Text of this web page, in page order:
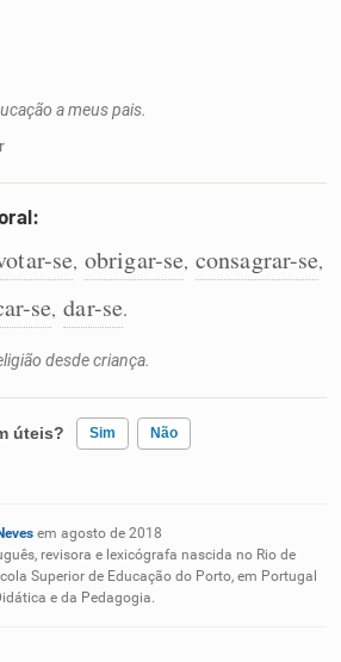
a meus pais.
se, obrigar-se, consagrar-se,
se, dar-se.
desde criança.
úteis? Sim Não
apresentados me ajudou
em agosto de 2018
revisora e lexicógrafa nascida no Rio de
Superior de Educação do Porto, em Portugal
e da Pedagogia.